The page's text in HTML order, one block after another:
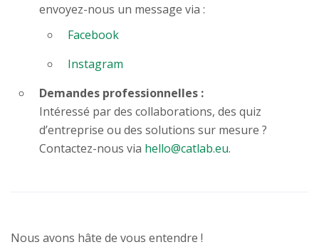
envoyez-nous un message via :
Facebook
Instagram
Demandes professionnelles :
Intéressé par des collaborations, des quiz
d’entreprise ou des solutions sur mesure ?
Contactez-nous via hello@catlab.eu.
Nous avons hâte de vous entendre !